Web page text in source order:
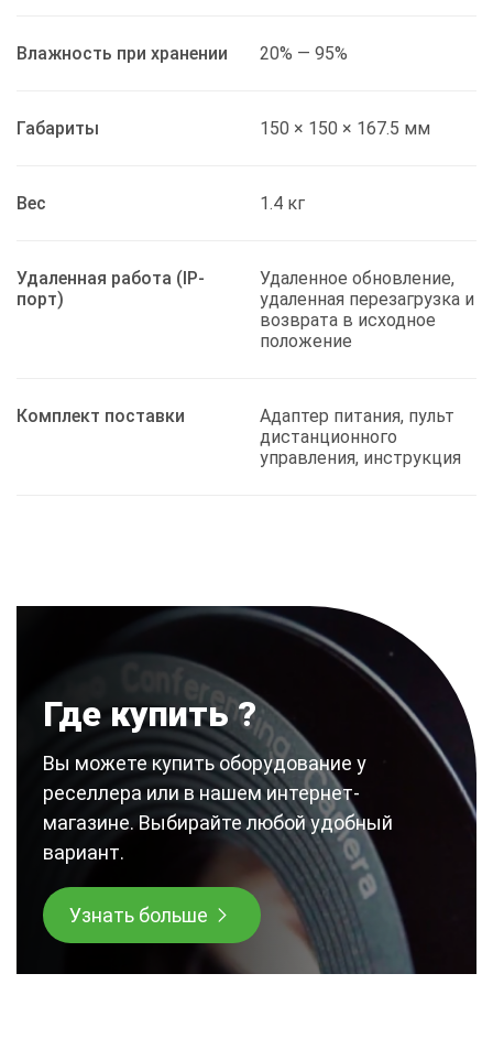
Влажность при хранении 20% — 95%
Габариты 150 × 150 × 167.5 мм
Вес 1.4 кг
Удаленная работа (IP-
порт)
Удаленное обновление,
удаленная перезагрузка и
возврата в исходное
положение
Комплект поставки
Адаптер питания, пульт
дистанционного
управления, инструкция
Где купить ?
Вы можете купить оборудование у
реселлера или в нашем интернет-
магазине. Выбирайте любой удобный
вариант.
Узнать больше